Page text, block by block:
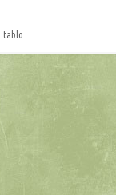
tablo